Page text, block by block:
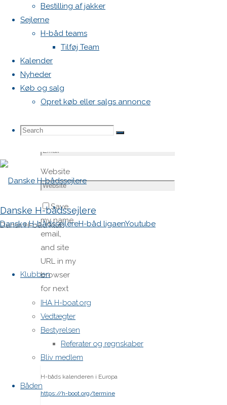
Bestilling af jakker
Sejlerne
H-båd teams
Tilføj Team
Kalender
Nyheder
Køb og salg
Opret køb eller salgs annonce
Search
Search
Search
Danske H-bådssejlere
Dansk H-båd klub
Danske H-bådssejlereH-båd ligaenYoutube
Klubben
IHA H-boat.org
Vedtægter
Bestyrelsen
Referater og regnskaber
Bliv medlem
Båden
Comment
Name*
Website
Save
my name,
email,
and site
URL in my
browser
for next
time I
post a
comment.
H-båds kalenderen i Europa
https://h-boot.org/termine